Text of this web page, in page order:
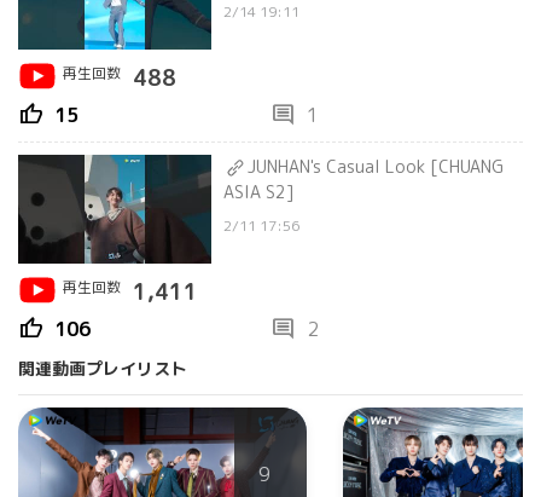
2/14 19:11
再生回数 488
thumb_up 15 comment 1
JUNHAN's Casual Look [CHUANG
ASIA S2]
2/11 17:56
再生回数 1,411
thumb_up 106 comment 2
関連動画プレイリスト
9